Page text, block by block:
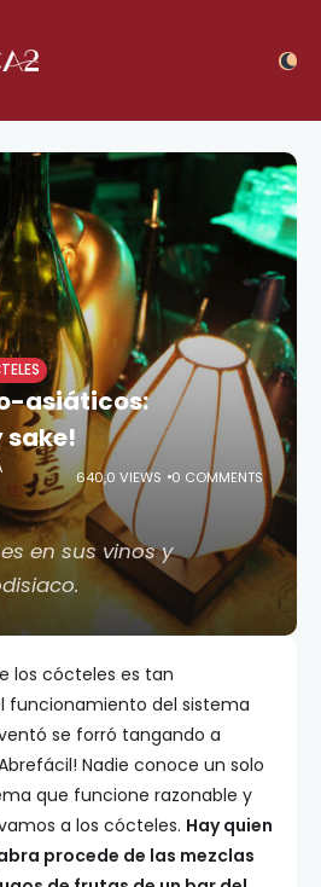
asiáticos:
sake!
640,0 VIEWS 0 COMMENTS
en sus vinos y
los cócteles es tan
funcionamiento del sistema
se forró tangando a
Nadie conoce un solo
que funcione razonable y
a los cócteles. Hay quien
procede de las mezclas